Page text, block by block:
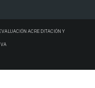
ACREDITACIÓN Y